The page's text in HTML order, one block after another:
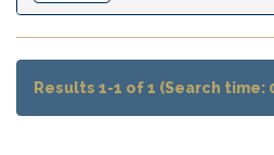
Results 1-1 of 1 (Search time: